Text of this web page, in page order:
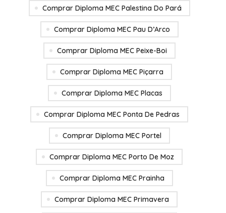
Comprar Diploma MEC Palestina Do Pará
Comprar Diploma MEC Pau D’Arco
Comprar Diploma MEC Peixe-Boi
Comprar Diploma MEC Piçarra
Comprar Diploma MEC Placas
Comprar Diploma MEC Ponta De Pedras
Comprar Diploma MEC Portel
Comprar Diploma MEC Porto De Moz
Comprar Diploma MEC Prainha
Comprar Diploma MEC Primavera